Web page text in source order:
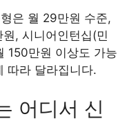
은 월 29만원 수준,
, 시니어인턴십(민
150만원 이상도 가능
따라 달라집니다.
어디서 신